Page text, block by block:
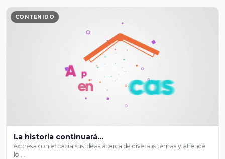
CONTENIDO
La historia continuará...
expresa con eficacia sus ideas acerca de diversos temas y atiende
lo …